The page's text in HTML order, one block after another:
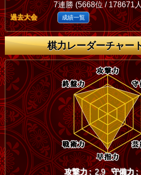
7連勝 (5668位 / 178671
過去大会 成績一覧
棋力レーダーチャー
攻撃力 : 2.9 守備力 :